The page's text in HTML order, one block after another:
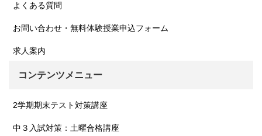
よくある質問
お問い合わせ・無料体験授業申込フォーム
求人案内
コンテンツメニュー
2学期期末テスト対策講座
中３入試対策：土曜合格講座